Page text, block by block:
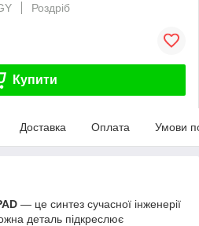
Роздріб
Купити
Доставка Оплата Умови
— це синтез сучасної інженерії
деталь підкреслює